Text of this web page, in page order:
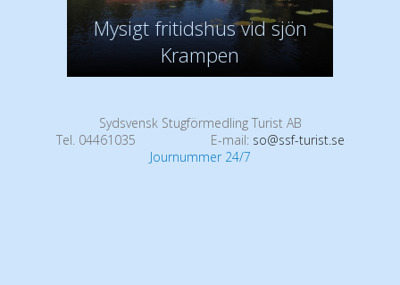
Mysigt fritidshus vid sjön
Krampen
Sydsvensk Stugförmedling Turist AB
Tel. 04461035
E-mail: so@ssf-turist.se
Journummer 24/7